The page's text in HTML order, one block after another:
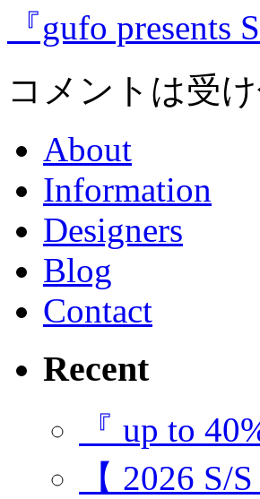
『gufo
コメントは受
About
Information
Designers
Blog
Contact
Recent
『 up to
【 2026